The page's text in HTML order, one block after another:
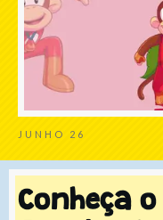
JUNHO 26
Conheça